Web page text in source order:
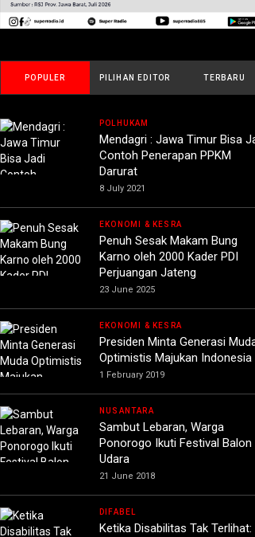
POPULER PILIHAN EDITOR TERBARU
POLHUKAM
Mendagri : Jawa Timur Bisa
Contoh Penerapan PPKM
Darurat
8 July 2021
EKONOMI & KESRA
Penuh Sesak Makam Bung
Karno oleh 2000 Kader PDI
Perjuangan Jateng
23 June 2025
EKONOMI & KESRA
Presiden Minta Generasi
Optimistis Majukan Indonesia
1 February 2019
NUSANTARA
Sambut Lebaran, Warga
Ponorogo Ikuti Festival Balon
Udara
21 June 2018
DIFABEL
Ketika Disabilitas Tak Terlihat: